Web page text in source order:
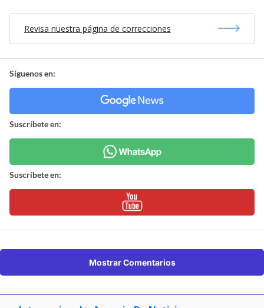
Revisa nuestra página de correcciones
Síguenos en:
Suscríbete en:
Suscríbete en:
Mostrar Comentarios